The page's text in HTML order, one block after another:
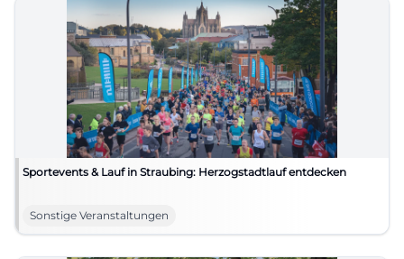
Sportevents & Lauf in Straubing: Herzogstadtlauf entdecken
Sonstige Veranstaltungen